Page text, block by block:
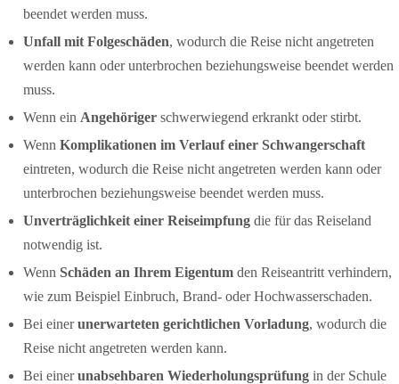
beendet werden muss.
Unfall mit Folgeschäden, wodurch die Reise nicht angetreten
werden kann oder unterbrochen beziehungsweise beendet werden
muss.
Wenn ein Angehörigerschwerwiegend erkrankt oder stirbt.
Wenn Komplikationen im Verlauf einer Schwangerschaft
eintreten, wodurch die Reise nicht angetreten werden kann oder
unterbrochen beziehungsweise beendet werden muss.
Unverträglichkeit einer Reiseimpfungdie für das Reiseland
notwendig ist.
Wenn Schäden an Ihrem Eigentumden Reiseantritt verhindern,
wie zum Beispiel Einbruch, Brand- oder Hochwasserschaden.
Bei einerunerwarteten gerichtlichen Vorladung, wodurch die
Reise nicht angetreten werden kann.
Bei einerunabsehbaren Wiederholungsprüfungin der Schule